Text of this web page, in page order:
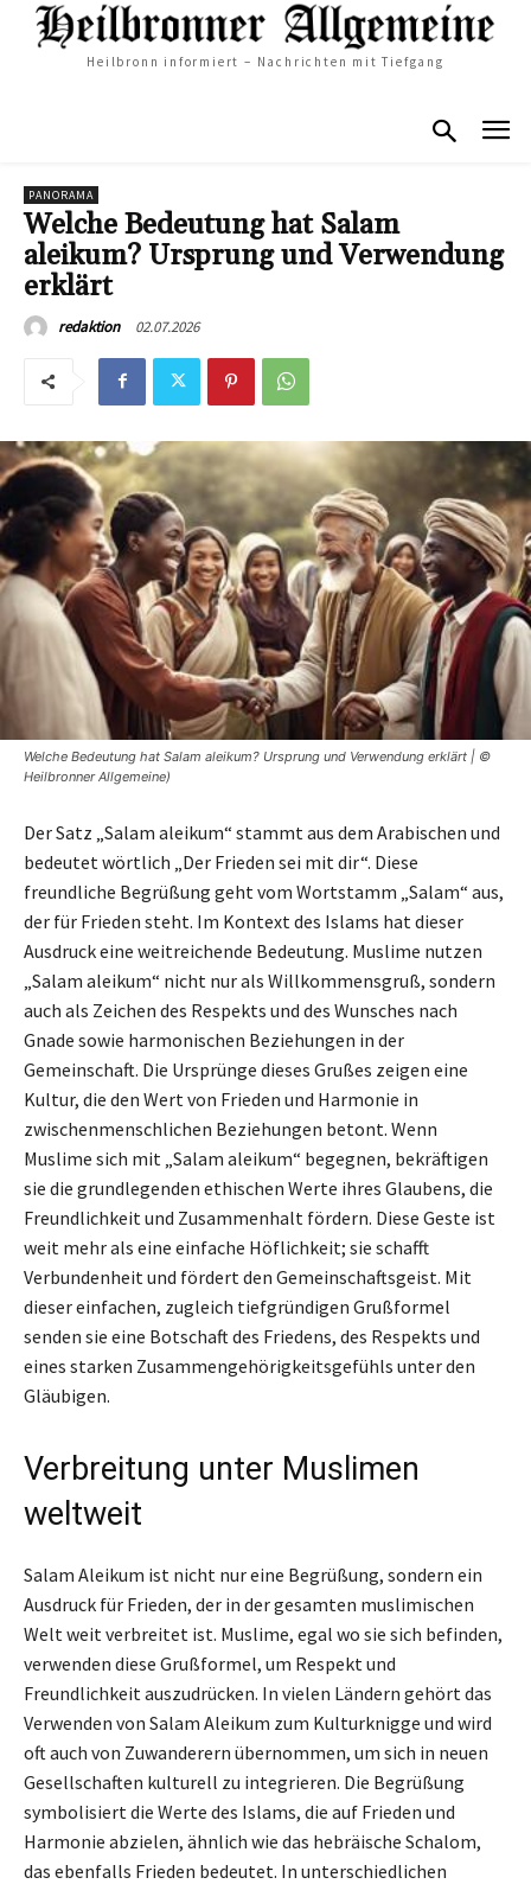
Heilbronn informiert – Nachrichten mit Tiefgang
PANORAMA
Welche Bedeutung hat Salam
aleikum? Ursprung und Verwendung
erklärt
redaktion 02.07.2026
Welche Bedeutung hat Salam aleikum? Ursprung und Verwendung erklärt | ©
Heilbronner Allgemeine)
Der Satz „Salam aleikum“ stammt aus dem Arabischen und
bedeutet wörtlich „Der Frieden sei mit dir“. Diese
freundliche Begrüßung geht vom Wortstamm „Salam“ aus,
der für Frieden steht. Im Kontext des Islams hat dieser
Ausdruck eine weitreichende Bedeutung. Muslime nutzen
„Salam aleikum“ nicht nur als Willkommensgruß, sondern
auch als Zeichen des Respekts und des Wunsches nach
Gnade sowie harmonischen Beziehungen in der
Gemeinschaft. Die Ursprünge dieses Grußes zeigen eine
Kultur, die den Wert von Frieden und Harmonie in
zwischenmenschlichen Beziehungen betont. Wenn
Muslime sich mit „Salam aleikum“ begegnen, bekräftigen
sie die grundlegenden ethischen Werte ihres Glaubens, die
Freundlichkeit und Zusammenhalt fördern. Diese Geste ist
weit mehr als eine einfache Höflichkeit; sie schafft
Verbundenheit und fördert den Gemeinschaftsgeist. Mit
dieser einfachen, zugleich tiefgründigen Grußformel
senden sie eine Botschaft des Friedens, des Respekts und
eines starken Zusammengehörigkeitsgefühls unter den
Gläubigen.
Verbreitung unter Muslimen
weltweit
Salam Aleikum ist nicht nur eine Begrüßung, sondern ein
Ausdruck für Frieden, der in der gesamten muslimischen
Welt weit verbreitet ist. Muslime, egal wo sie sich befinden,
verwenden diese Grußformel, um Respekt und
Freundlichkeit auszudrücken. In vielen Ländern gehört das
Verwenden von Salam Aleikum zum Kulturknigge und wird
oft auch von Zuwanderern übernommen, um sich in neuen
Gesellschaften kulturell zu integrieren. Die Begrüßung
symbolisiert die Werte des Islams, die auf Frieden und
Harmonie abzielen, ähnlich wie das hebräische Schalom,
das ebenfalls Frieden bedeutet. In unterschiedlichen